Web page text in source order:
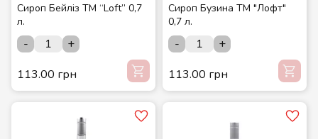
Сироп Бейліз ТМ “Loft” 0,7
л.
-
+
113.00 грн
Сироп Бузина ТМ "Лофт"
0,7 л.
-
+
113.00 грн